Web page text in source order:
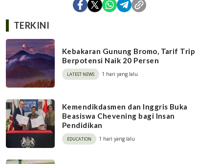
TERKINI
Kebakaran Gunung Bromo, Tarif Trip
Berpotensi Naik 20 Persen
LATEST NEWS 1 hari yang lalu
Kemendikdasmen dan Inggris Buka
Beasiswa Chevening bagi Insan
Pendidikan
EDUCATION 1 hari yang lalu